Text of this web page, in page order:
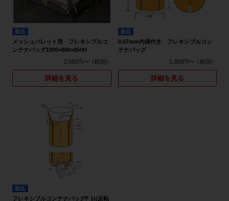
新品
メッシュパレット用 フレキシブルコ
ンテナバッグ1000×800×850H
2,550円〜
詳細を見る
新品
0.07mm内袋付き フレキシブルコン
テナバッグ
1,350円〜
詳細を見る
新品
フレキシブルコンテナバッグF 1t(反転